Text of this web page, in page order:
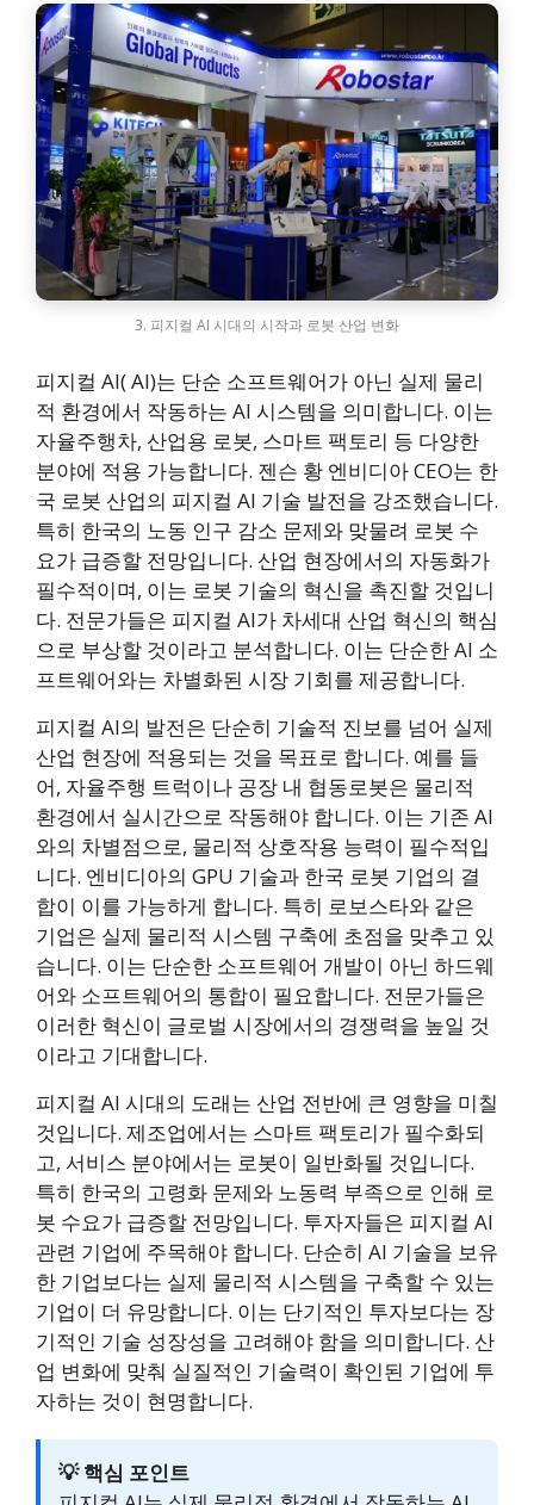
3. 피지컬 AI 시대의 시작과 로봇 산업 변화
피지컬 AI( AI)는 단순 소프트웨어가 아닌 실제 물리
적 환경에서 작동하는 AI 시스템을 의미합니다. 이는
자율주행차, 산업용 로봇, 스마트 팩토리 등 다양한
분야에 적용 가능합니다. 젠슨 황 엔비디아 CEO는 한
국 로봇 산업의 피지컬 AI 기술 발전을 강조했습니다.
특히 한국의 노동 인구 감소 문제와 맞물려 로봇 수
요가 급증할 전망입니다. 산업 현장에서의 자동화가
필수적이며, 이는 로봇 기술의 혁신을 촉진할 것입니
다. 전문가들은 피지컬 AI가 차세대 산업 혁신의 핵심
으로 부상할 것이라고 분석합니다. 이는 단순한 AI 소
프트웨어와는 차별화된 시장 기회를 제공합니다.
피지컬 AI의 발전은 단순히 기술적 진보를 넘어 실제
산업 현장에 적용되는 것을 목표로 합니다. 예를 들
어, 자율주행 트럭이나 공장 내 협동로봇은 물리적
환경에서 실시간으로 작동해야 합니다. 이는 기존 AI
와의 차별점으로, 물리적 상호작용 능력이 필수적입
니다. 엔비디아의 GPU 기술과 한국 로봇 기업의 결
합이 이를 가능하게 합니다. 특히 로보스타와 같은
기업은 실제 물리적 시스템 구축에 초점을 맞추고 있
습니다. 이는 단순한 소프트웨어 개발이 아닌 하드웨
어와 소프트웨어의 통합이 필요합니다. 전문가들은
이러한 혁신이 글로벌 시장에서의 경쟁력을 높일 것
이라고 기대합니다.
피지컬 AI 시대의 도래는 산업 전반에 큰 영향을 미칠
것입니다. 제조업에서는 스마트 팩토리가 필수화되
고, 서비스 분야에서는 로봇이 일반화될 것입니다.
특히 한국의 고령화 문제와 노동력 부족으로 인해 로
봇 수요가 급증할 전망입니다. 투자자들은 피지컬 AI
관련 기업에 주목해야 합니다. 단순히 AI 기술을 보유
한 기업보다는 실제 물리적 시스템을 구축할 수 있는
기업이 더 유망합니다. 이는 단기적인 투자보다는 장
기적인 기술 성장성을 고려해야 함을 의미합니다. 산
업 변화에 맞춰 실질적인 기술력이 확인된 기업에 투
자하는 것이 현명합니다.
💡 핵심 포인트